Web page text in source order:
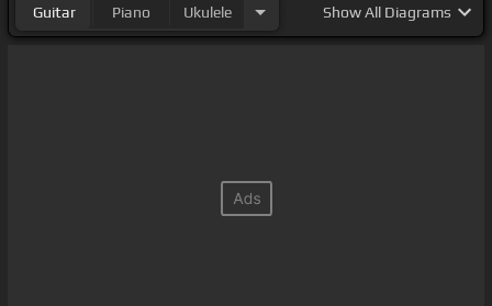
Guitar Piano Ukulele ShowAll Diagrams